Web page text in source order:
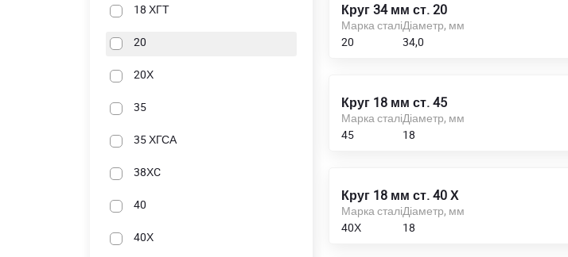
18 ХГТ
20
20Х
35
35 ХГСА
38ХC
40
40Х
Круг 34 мм ст. 20
Марка сталі
20
Діаметр, мм
34,0
Круг 18 мм ст. 45
Марка сталі
45
Діаметр, мм
18
Круг 18 мм ст. 40 Х
Марка сталі
40Х
Діаметр, мм
18